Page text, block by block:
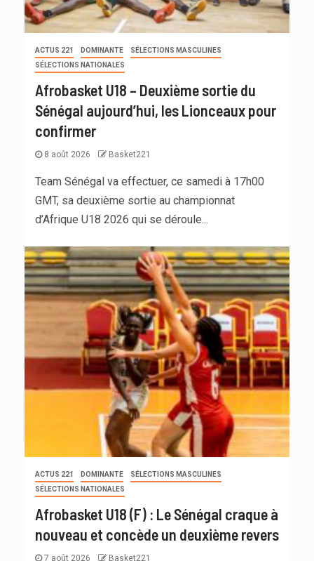
ACTUS 221 DOMINANTE
SÉLECTIONS MASCULINES
SÉLECTIONS NATIONALES
Afrobasket U18 – Deuxième sortie du
Sénégal aujourd’hui, les Lionceaux pour
confirmer
8 août 2026 Basket221
Team Sénégal va effectuer, ce samedi à 17h00
GMT, sa deuxième sortie au championnat
d’Afrique U18 2026 qui se déroule...
ACTUS 221 DOMINANTE
SÉLECTIONS MASCULINES
SÉLECTIONS NATIONALES
Afrobasket U18 (F) : Le Sénégal craque à
nouveau et concède un deuxième revers
7 août 2026 Basket221